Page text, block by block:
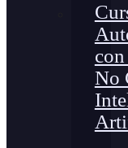
No